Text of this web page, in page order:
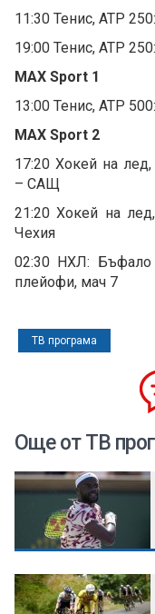
11:30 Тенис, ATP
19:00 Тенис, ATP
MAX Sport 1
13:00 Тенис, ATP
MAX Sport 2
17:20 Хокей на
– САЩ
21:20 Хокей на
Чехия
02:30 НХЛ: Бъфало
плейофи, мач 7
ТВ програма
Още от ТВ